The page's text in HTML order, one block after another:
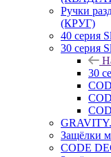
Ручки
(КРУГ)
40 серия
30 серия
30
Защёлки
CODE